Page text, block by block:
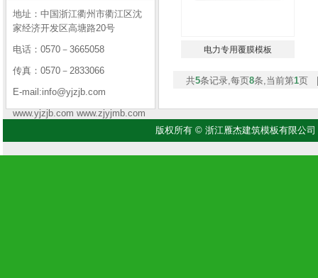
地址：中国浙江衢州市衢江区沈
家经济开发区高塘路20号
电话：0570－3665058
传真：0570－2833066
E-mail:info@yjzjb.com
www.yjzjb.com www.zjyjmb.com
电力专用覆膜模板
共5条记录,每页8条,当前第1页
版权所有 © 浙江雁杰建筑模板有限公